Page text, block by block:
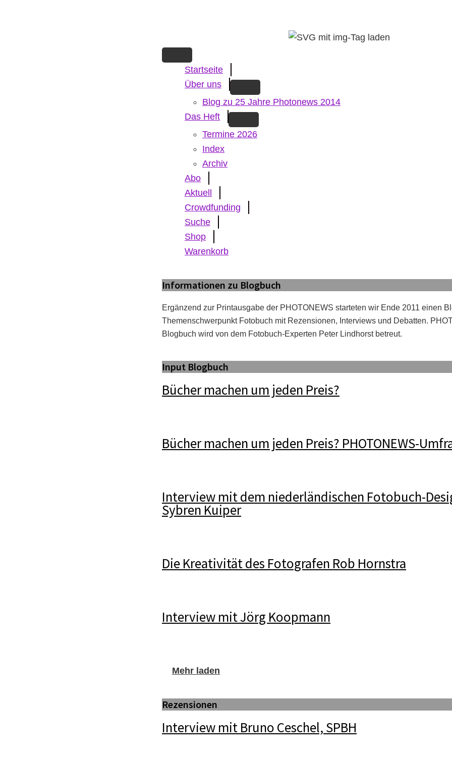
Startseite
Über uns
Blog zu 25 Jahre Photonews 2014
Das Heft
Termine 2026
Index
Archiv
Abo
Aktuell
Crowdfunding
Suche
Shop
Warenkorb
Informationen zu Blogbuch
Ergänzend zur Printausgabe der PHOTONEWS starteten wir Ende 2011 einen
Themenschwerpunkt Fotobuch mit Rezensionen, Interviews und Debatten.
Blogbuch wird von dem Fotobuch-Experten Peter Lindhorst betreut.
Input Blogbuch
Bücher machen um jeden Preis?
Bücher machen um jeden Preis? PHOTONEWS-
Interview mit dem niederländischen Fotobuch-
Sybren Kuiper
Die Kreativität des Fotografen Rob Hornstra
Interview mit Jörg Koopmann
Mehr laden
Rezensionen
Interview mit Bruno Ceschel, SPBH